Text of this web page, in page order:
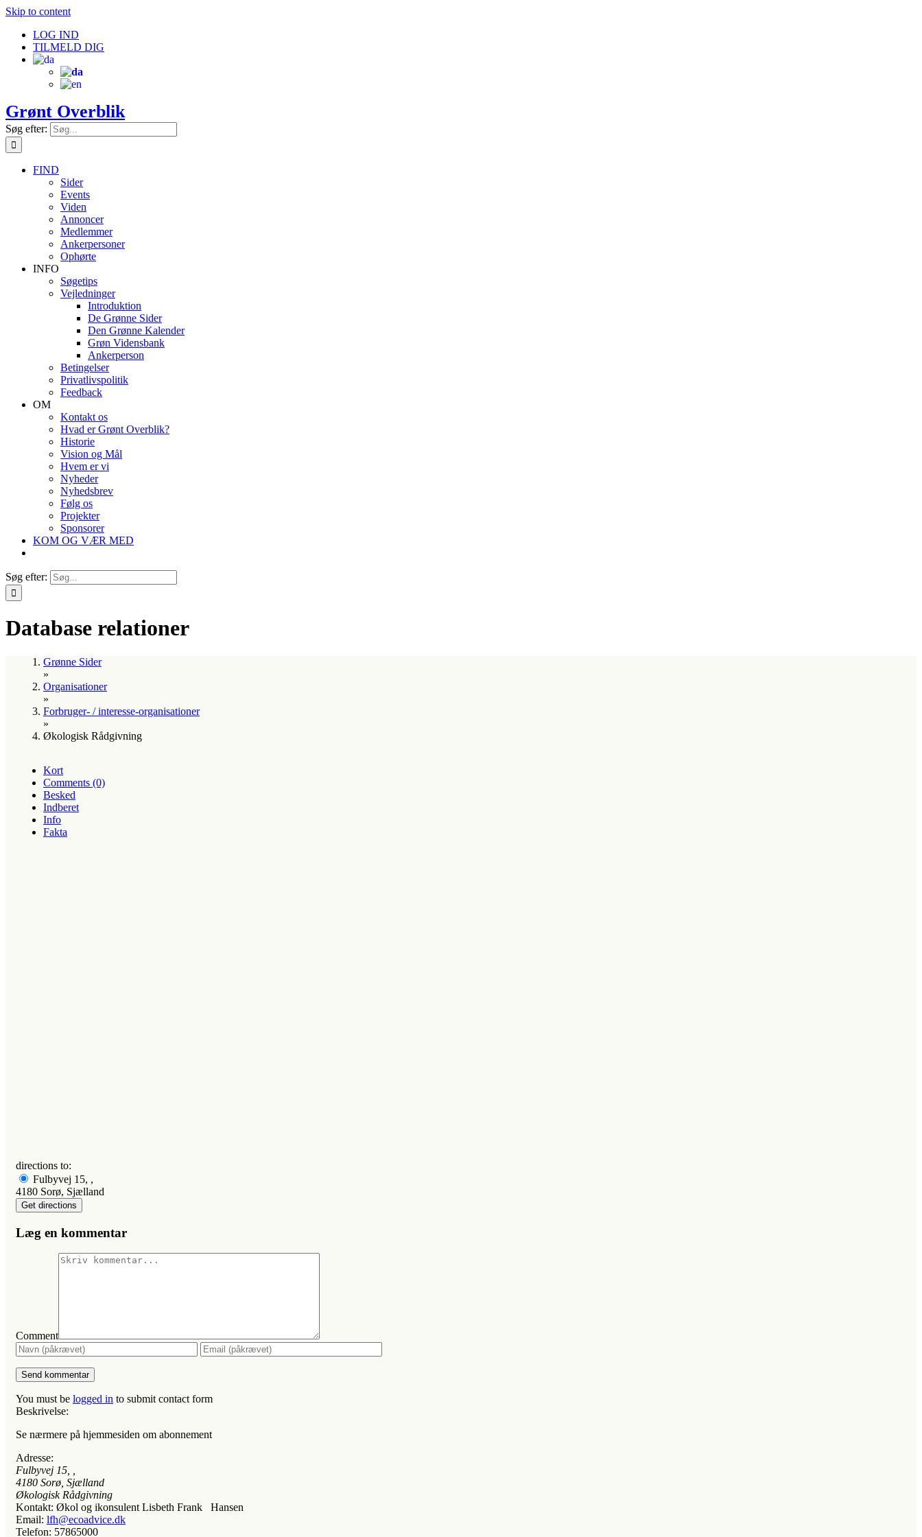
Skip to content
LOG IND
TILMELD DIG
Grønt Overblik
Søg efter:
FIND
Sider
Events
Viden
Annoncer
Medlemmer
Ankerpersoner
Ophørte
INFO
Søgetips
Vejledninger
Introduktion
De Grønne Sider
Den Grønne Kalender
Grøn Vidensbank
Ankerperson
Betingelser
Privatlivspolitik
Feedback
OM
Kontakt os
Hvad er Grønt Overblik?
Historie
Vision og Mål
Hvem er vi
Nyheder
Nyhedsbrev
Følg os
Projekter
Sponsorer
KOM OG VÆR MED
Søg efter:
Database relationer
Grønne Sider
»
Organisationer
»
Forbruger- / interesse-organisationer
»
Økologisk Rådgivning
Kort
Comments (0)
Besked
Indberet
Info
Fakta
directions to:
Fulbyvej 15, ,
4180 Sorø, Sjælland
Læg en kommentar
Comment
You must be logged in to submit contact form
Beskrivelse:
Se nærmere på hjemmesiden om abonnement
Adresse:
Fulbyvej 15
4180 Sorø, Sjælland
Økologisk Rådgivning
Kontakt: Økol og ikonsulent Lisbeth Frank Hansen
Email: lfh@ecoadvice.dk
Telefon: 57865000